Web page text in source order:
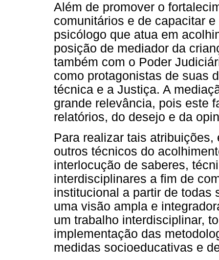
Além de promover o
comunitários e de capacitar
psicólogo que atua em
posição de mediador da
também com o Poder
como protagonistas de suas
técnica e a Justiça. A
grande relevância, pois este
relatórios, do desejo e da
Para realizar tais
outros técnicos do
interlocução de saberes,
interdisciplinares a fim de
institucional a partir de todas
uma visão ampla e
um trabalho interdisciplinar,
implementação das
medidas socioeducativas e